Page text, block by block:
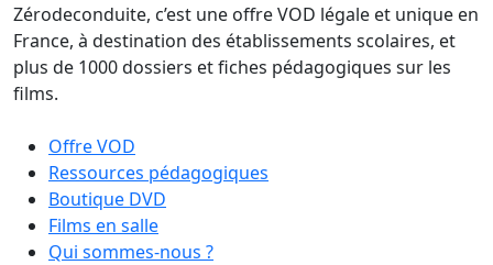
Zérodeconduite, c’est une offre VOD légale et unique en
France, à destination des établissements scolaires, et
plus de 1000 dossiers et fiches pédagogiques sur les
films.
Offre VOD
Ressources pédagogiques
Boutique DVD
Films en salle
Qui sommes-nous ?